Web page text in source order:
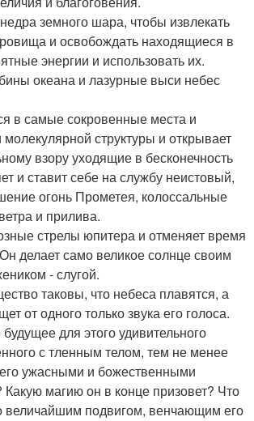
земного шара, чтобы извлекать
и освобождать находящиеся в
энергии и использовать их.
океана и лазурные выси небес
в самые сокровенные места и
структуры и открывает
взору уходящие в бесконечность
и ставит себе на службу неистовый,
огонь Прометея, колоссальные
и прилива.
стрелы юпитера и отменяет время
делает само великое солнце своим
- слугой.
таковы, что небеса плавятся, а
от одного только звука его голоса.
для этого удивительного
с тленным телом, тем не менее
ужасными и божественными
магию он в конце призовет? Что
величайшим подвигом, венчающим его